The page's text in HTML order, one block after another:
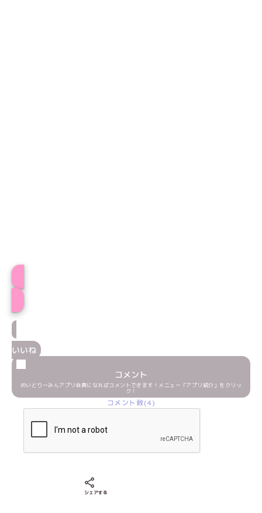
いいね
コメント
めいどりーみんアプリ会員になればコメントできます！メニュー「アプリ紹介」をクリッ
ク！
コメント数(4)
シェアする